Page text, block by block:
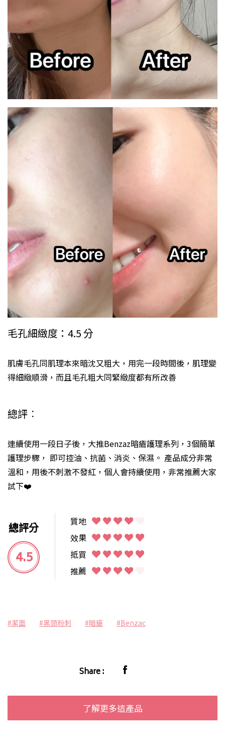
毛孔細緻度：4.5 分
肌膚毛孔同肌理本來暗沈又粗大，用完一段時間後，肌理變
得細緻順滑，而且毛孔粗大同緊緻度都有所改善
總評︰
連續使用一段日子後，大推Benzaz暗瘡護理系列，3個簡單
護理步驟， 即可控油、抗菌、消炎、保濕。 產品成分非常
溫和，用後不刺激不發紅，個人會持續使用，非常推薦大家
試下❤️
總評分
4.5
質地
效果
抵買
推薦
#潔面 #黑頭粉刺 #暗瘡 #Benzac
Share :
了解更多這產品